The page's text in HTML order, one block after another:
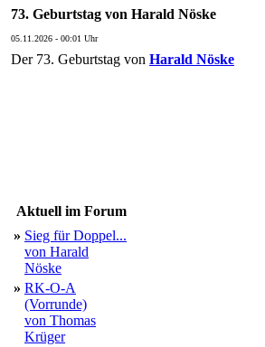
73. Geburtstag von Harald Nöske
05.11.2026 - 00:01 Uhr
Der 73. Geburtstag von Harald Nöske
Aktuell im Forum
» Sieg für Doppel...
von Harald
Nöske
» RK-O-A
(Vorrunde)
von Thomas
Krüger